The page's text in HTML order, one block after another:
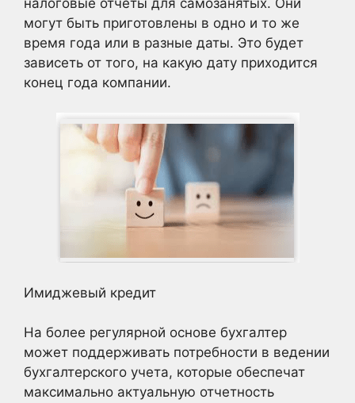
могут быть приготовлены в одно и то же
время года или в разные даты. Это будет
зависеть от того, на какую дату приходится
конец года компании.
Имиджевый кредит
На более регулярной основе бухгалтер
может поддерживать потребности в ведении
бухгалтерского учета, которые обеспечат
максимально актуальную отчетность